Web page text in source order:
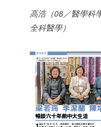
高浩（08／醫學科
全科醫學）